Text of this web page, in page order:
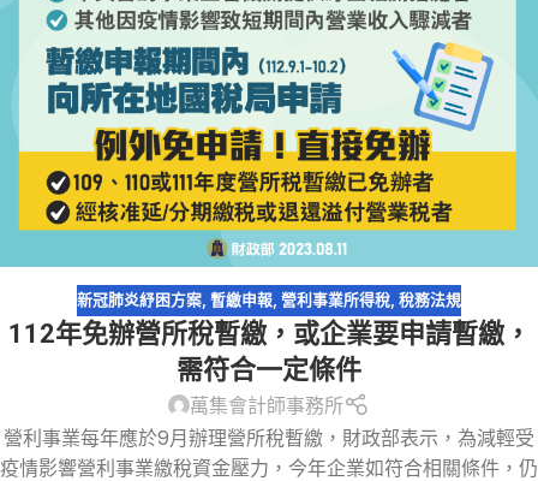
新冠肺炎紓困方案, 暫繳申報, 營利事業所得稅, 稅務法規
112年免辦營所稅暫繳，或企業要申請暫繳，
需符合一定條件
萬集會計師事務所
營利事業每年應於9月辦理營所稅暫繳，財政部表示，為減輕受
疫情影響營利事業繳稅資金壓力，今年企業如符合相關條件，仍